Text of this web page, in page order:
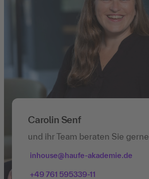
Carolin Senf
und ihr Team beraten Sie gerne
inhouse@haufe-akademie.de
+49 761 595339-11